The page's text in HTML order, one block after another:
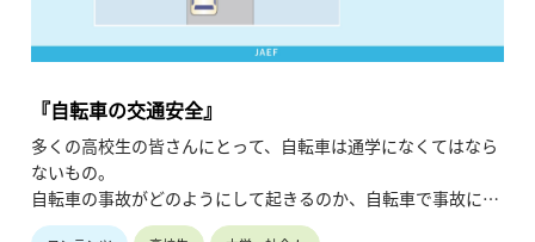
『自転車の交通安全』
多くの高校生の皆さんにとって、自転車は通学になくてはなら
ないもの。
自転車の事故がどのようにして起きるのか、自転車で事故に遭
わないためにはどのようなことに気を付けなければいけないの